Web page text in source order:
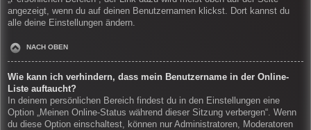
angezeigt, wenn du auf deinen Benutzernamen klickst. Dort kannst du
alle deine Einstellungen ändern.
NACH OBEN
Wie kann ich verhindern, dass mein Benutzername in der Online-
Liste auftaucht?
In deinem persönlichen Bereich findest du in den Einstellungen eine
Option „Meinen Online-Status während dieser Sitzung verbergen“. Wenn
du diese Option einschaltest, können nur Administratoren, Moderatoren